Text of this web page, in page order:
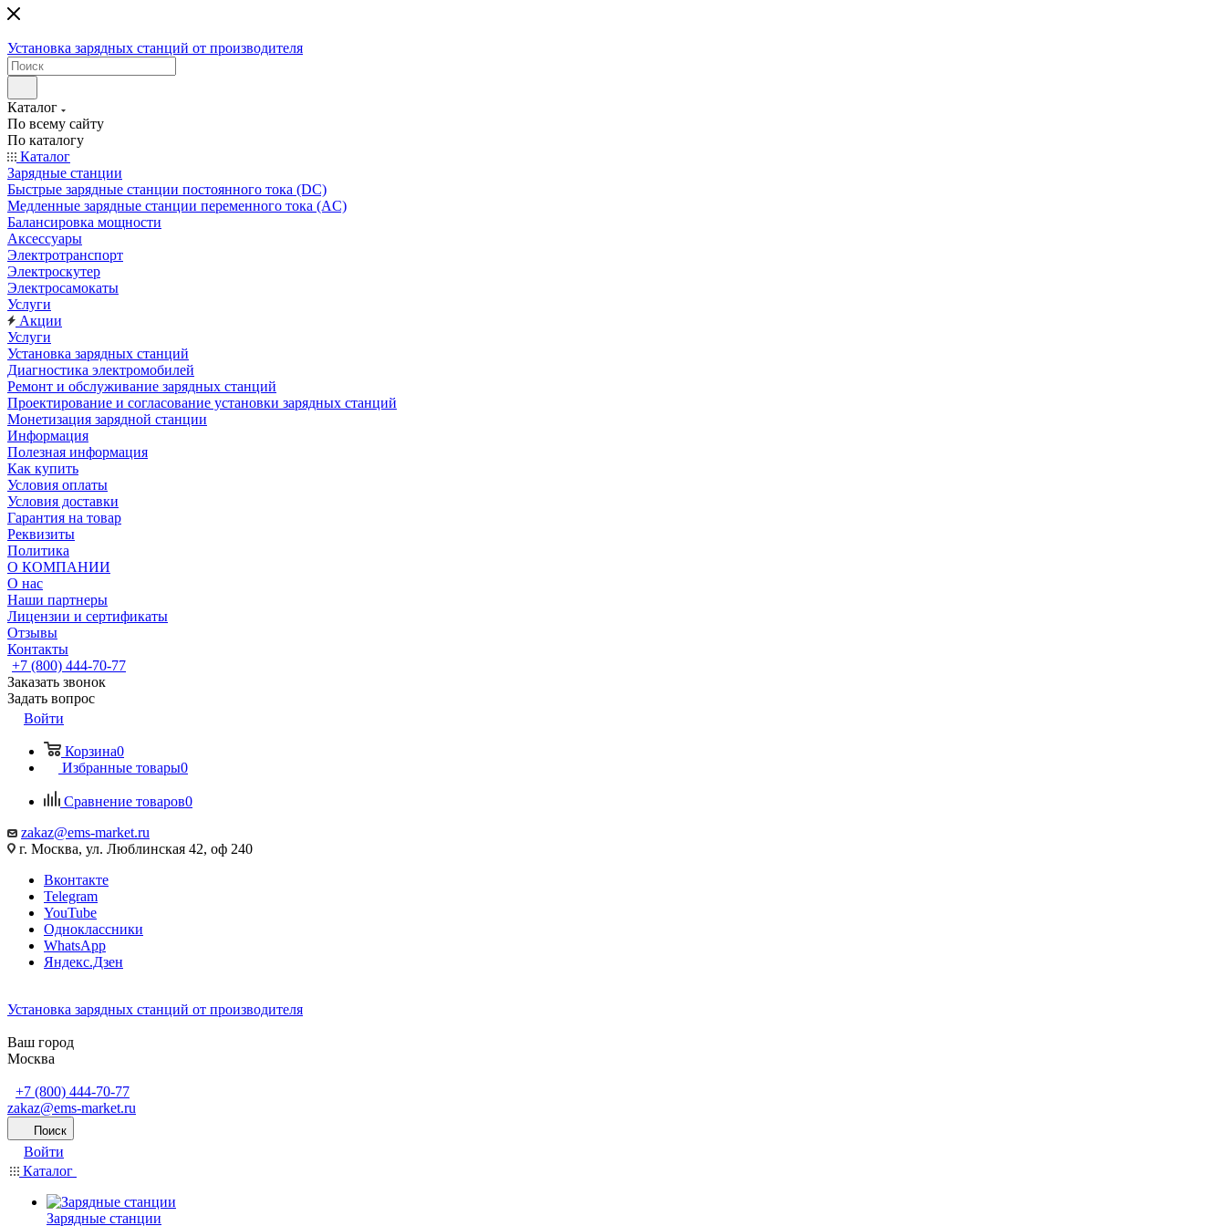
Установка зарядных станций от производителя
Каталог
По всему сайту
По каталогу
Каталог
Зарядные станции
Быстрые зарядные станции постоянного тока (DC)
Медленные зарядные станции переменного тока (AC)
Балансировка мощности
Аксессуары
Электротранспорт
Электроскутер
Электросамокаты
Услуги
Акции
Услуги
Установка зарядных станций
Диагностика электромобилей
Ремонт и обслуживание зарядных станций
Проектирование и согласование установки зарядных станций
Монетизация зарядной станции
Информация
Полезная информация
Как купить
Условия оплаты
Условия доставки
Гарантия на товар
Реквизиты
Политика
О КОМПАНИИ
О нас
Наши партнеры
Лицензии и сертификаты
Отзывы
Контакты
+7 (800) 444-70-77
Заказать звонок
Задать вопрос
Войти
Корзина0
Избранные товары0
Сравнение товаров0
zakaz@ems-market.ru
г. Москва, ул. Люблинская 42, оф 240
Вконтакте
Telegram
YouTube
Одноклассники
WhatsApp
Яндекс.Дзен
Установка зарядных станций от производителя
Ваш город
Москва
+7 (800) 444-70-77
zakaz@ems-market.ru
Поиск
Войти
Каталог
Зарядные станции